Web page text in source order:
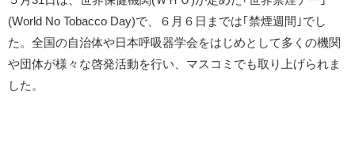
(World No Tobacco Day)で、６月６日までは｢禁煙週間｣でし
た。全国の自治体や日本呼吸器学会をはじめとして多くの機関
や団体が様々な啓発活動を行い、マスコミでも取り上げられま
した。